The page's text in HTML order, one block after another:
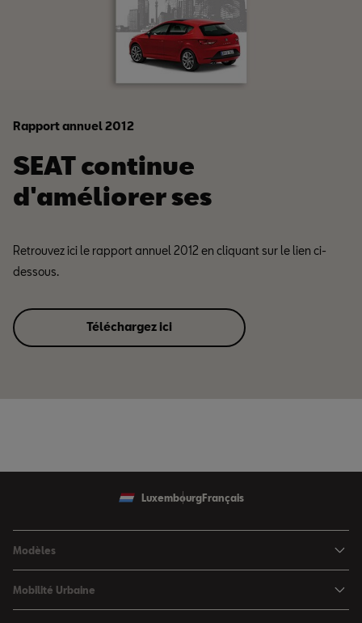
Rapport annuel 2012
SEAT continue
d'améliorer ses
Retrouvez ici le rapport annuel 2012 en cliquant sur le lien ci-
dessous.
Téléchargez ici
LuxembourgFrançais
Modèles
SEAT Arona
Mobilité Urbaine